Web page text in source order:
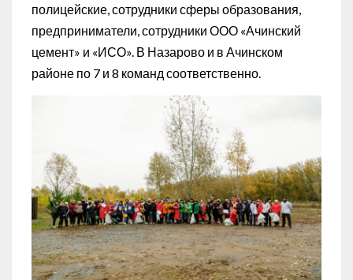
полицейские, сотрудники сферы образования,
предприниматели, сотрудники ООО «Ачинский
цемент» и «ИСО». В Назарово и в Ачинском
районе по 7 и 8 команд соответственно.